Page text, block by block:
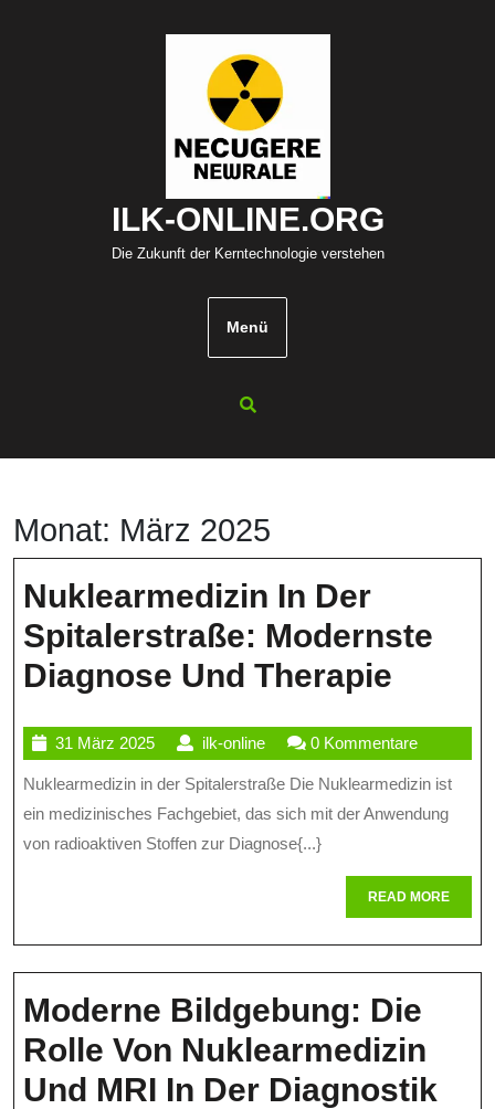
ILK-ONLINE.ORG
Die Zukunft der Kerntechnologie verstehen
Menü
Monat: März 2025
Nuklearmedizin In Der
Spitalerstraße: Modernste
Diagnose Und Therapie
Der
Und
31 März 202531
März
2025
ilk-onlineilk-
online
0 Kommentare
Nuklearmedizin in der Spitalerstraße Die Nuklearmedizin ist
ein medizinisches Fachgebiet, das sich mit der Anwendung
von radioaktiven Stoffen zur Diagnose{...}
READ MOREREAD
MORE
Moderne Bildgebung: Die
Rolle Von Nuklearmedizin
Und MRI In Der Diagnostik